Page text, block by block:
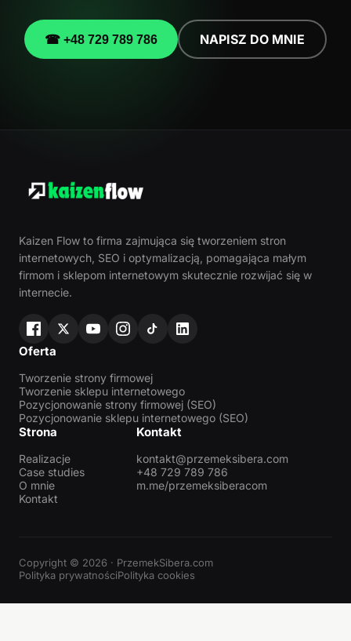
☎ +48 729 789 786 NAPISZ DO MNIE
Kaizen Flow to firma zajmująca się tworzeniem stron
internetowych, SEO i optymalizacją, pomagająca małym
firmom i sklepom internetowym skutecznie rozwijać się w
internecie.
Oferta
Tworzenie strony firmowej
Tworzenie sklepu internetowego
Pozycjonowanie strony firmowej (SEO)
Pozycjonowanie sklepu internetowego (SEO)
Strona
Realizacje
Case studies
O mnie
Kontakt
Kontakt
kontakt@przemeksibera.com
+48 729 789 786
m.me/przemeksiberacom
Copyright © 2026 · PrzemekSibera.com
Polityka prywatnościPolityka cookies